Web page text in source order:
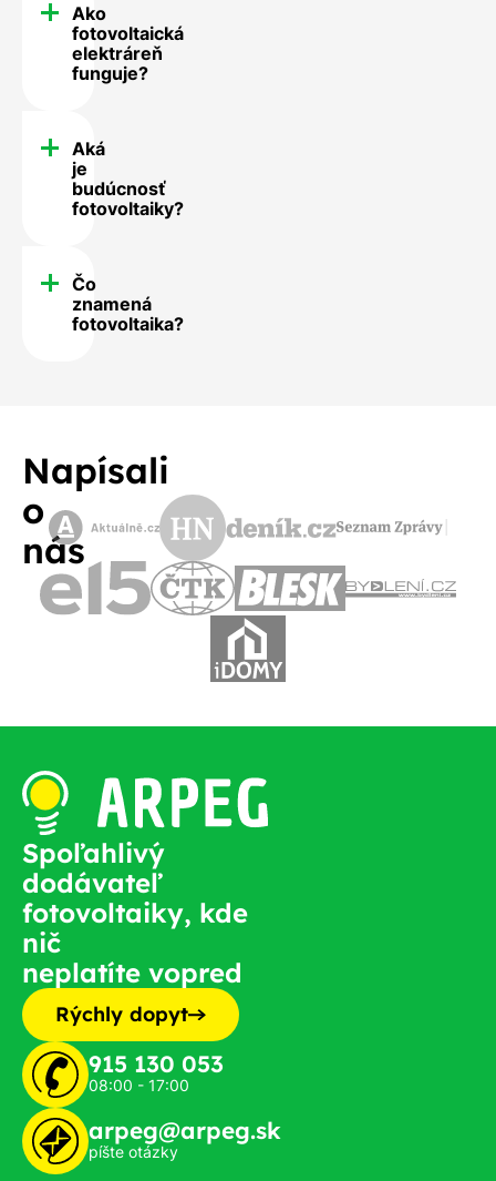
Ako
fotovoltaická
elektráreň
funguje?
Aká
je
budúcnosť
fotovoltaiky?
Čo
znamená
fotovoltaika?
Napísali
o
nás
Spoľahlivý
dodávateľ
fotovoltaiky, kde
nič
neplatíte vopred
Rýchly dopyt
915 130 053
08:00 - 17:00
arpeg@arpeg.sk
píšte otázky